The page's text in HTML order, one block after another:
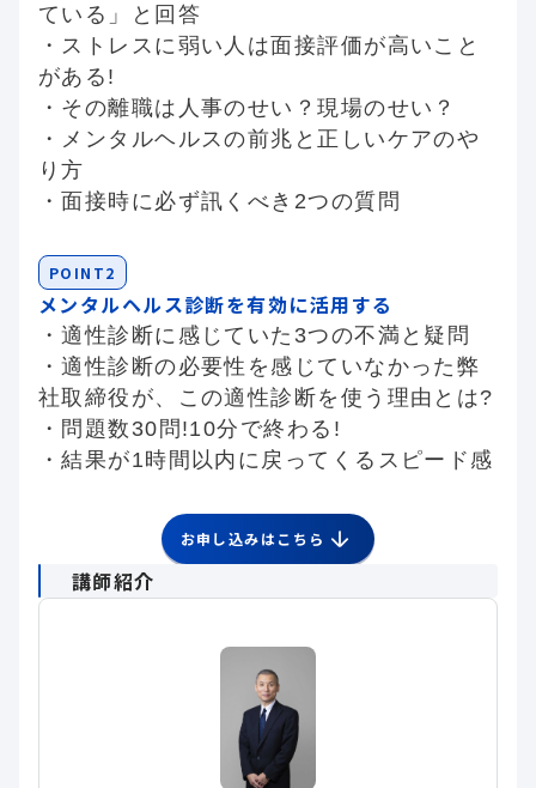
ている」と回答
・ストレスに弱い人は面接評価が高いこと
がある!
・その離職は人事のせい？現場のせい？
・メンタルヘルスの前兆と正しいケアのや
り方
・面接時に必ず訊くべき2つの質問
POINT2
メンタルヘルス診断を有効に活用する
・適性診断に感じていた3つの不満と疑問
・適性診断の必要性を感じていなかった弊
社取締役が、この適性診断を使う理由とは?
・問題数30問!10分で終わる!
・結果が1時間以内に戻ってくるスピード感
お申し込みはこちら
講師紹介